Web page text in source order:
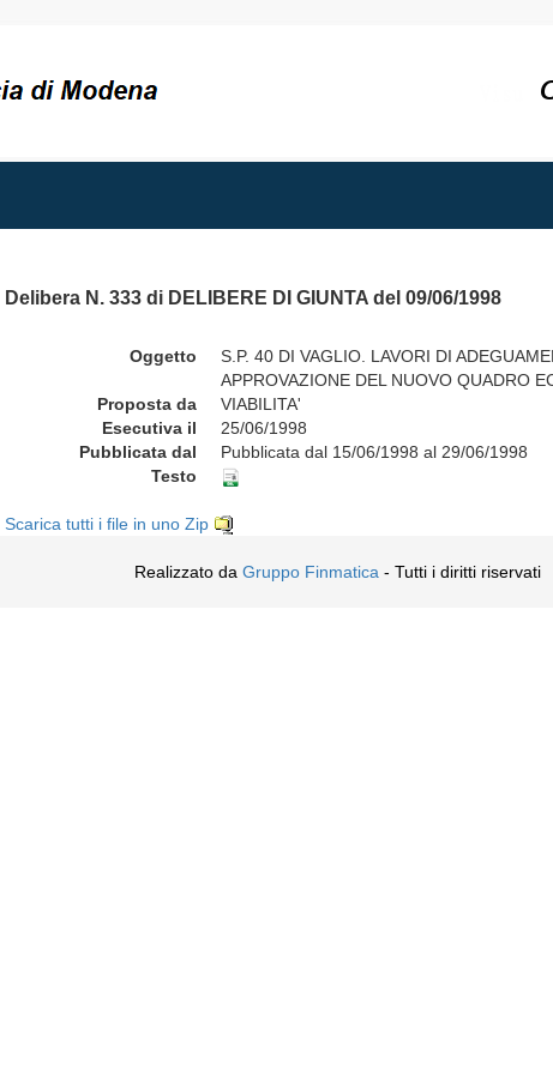
Delibera N. 333 di DELIBERE DI GIUNTA del 09/06/1998
Oggetto
S.P. 40 DI VAGLIO. LAVORI DI
APPROVAZIONE DEL NUOVO QUADRO
Proposta da
VIABILITA'
Esecutiva il
25/06/1998
Pubblicata dal
Pubblicata dal 15/06/1998 al 29/06/1998
Testo
Scarica tutti i file in uno Zip
Realizzato da Gruppo Finmatica - Tutti i diritti riservati